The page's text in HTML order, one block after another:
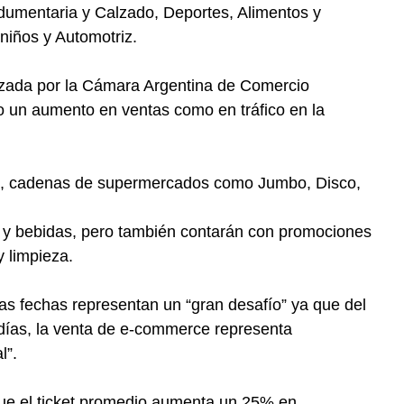
y Calzado, Deportes, Alimentos y
y Automotriz.
por la Cámara Argentina de Comercio
aumento en ventas como en tráfico en la
de supermercados como Jumbo, Disco,
bebidas, pero también contarán con promociones
limpieza.
fechas representan un “gran desafío” ya que del
la venta de e-commerce representa